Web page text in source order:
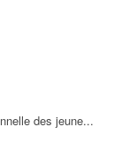
des jeune...